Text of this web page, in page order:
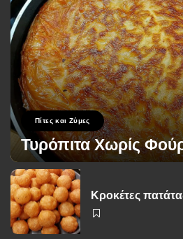
Πίτες και Ζύμες
Τυρόπιτα Χωρίς
Posted
by
George Zolis 17 Σεπτεμβρίου 2024
Κροκέτες